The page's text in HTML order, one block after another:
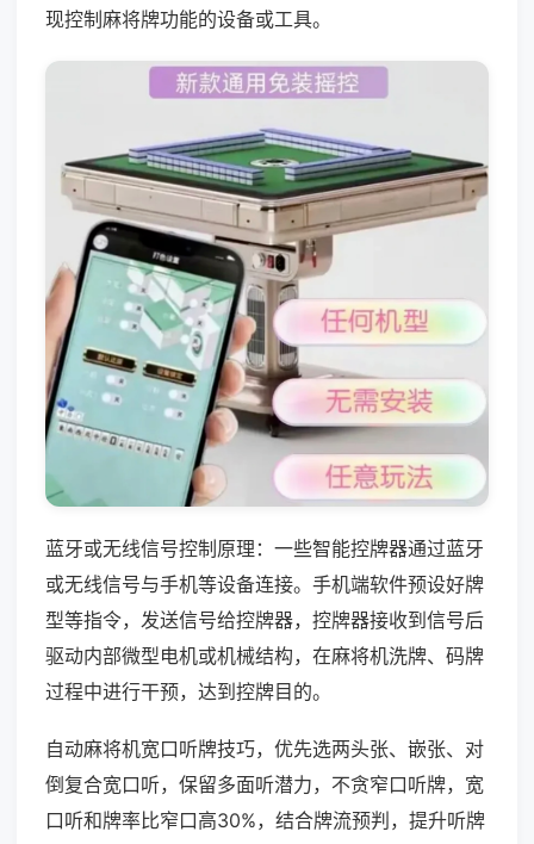
现控制麻将牌功能的设备或工具。
蓝牙或无线信号控制原理：一些智能控牌器通过蓝牙
或无线信号与手机等设备连接。手机端软件预设好牌
型等指令，发送信号给控牌器，控牌器接收到信号后
驱动内部微型电机或机械结构，在麻将机洗牌、码牌
过程中进行干预，达到控牌目的。
自动麻将机宽口听牌技巧，优先选两头张、嵌张、对
倒复合宽口听，保留多面听潜力，不贪窄口听牌，宽
口听和牌率比窄口高30%，结合牌流预判，提升听牌